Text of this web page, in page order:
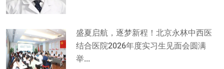
盛夏启航，逐梦新程！北京永林中西医
结合医院2026年度实习生见面会圆满
举...